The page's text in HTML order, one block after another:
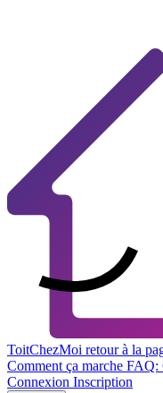
ToitChezMoi retour à la
Comment ça marche FAQ:
Connexion Inscription